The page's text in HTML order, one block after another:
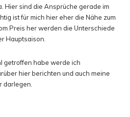
Hier sind die Ansprüche gerade im
ist für mich hier eher die Nähe zum
Preis her werden die Unterschiede
Hauptsaison.
getroffen habe werde ich
hier berichten und auch meine
darlegen.